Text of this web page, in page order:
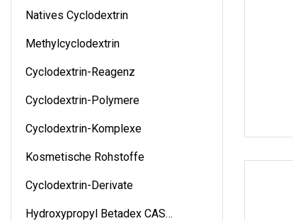
Natives Cyclodextrin
Methylcyclodextrin
Cyclodextrin-Reagenz
Cyclodextrin-Polymere
Cyclodextrin-Komplexe
Kosmetische Rohstoffe
Cyclodextrin-Derivate
Hydroxypropyl Betadex CAS